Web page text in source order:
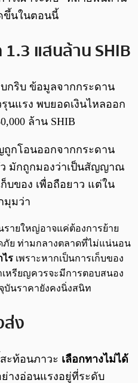
ขึ้นในตอนนี้
แสนล้าน SHIB
กริบ ข้อมูลจากกระดาน
นแรง พบยอดเงินไหลออก
ล้าน SHIB
กโอนออกจากกระดาน
ว มักถูกมองว่าเป็นสัญญาณ
บของ เพื่อถือยาว แต่ใน
มุมว่า
ายใหญ่อาจแค่ต้องการย้าย
ภัย ท่ามกลางตลาดที่ไม่แน่นอน
ไร เพราะหากเป็นการเก็บของ
เหรียญควรจะมีการตอบสนอง
บันราคายังคงนิ่งสนิท
ส่ง
ะท้อนภาวะ เลือกทางไม่ได้
างอ่อนแรงอยู่ที่ระดับ